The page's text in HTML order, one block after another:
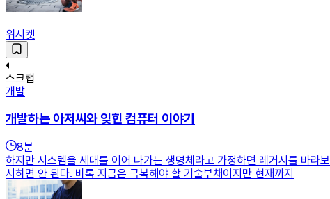
위시켓
스크랩
개발
개발하는 아저씨와 잊힌 컴퓨터 이야기
8분
하지만 시스템을 세대를 이어 나가는 생명체라고 가정하면 레거시를 바라
시하면 안 된다. 비록 지금은 극복해야 할 기술부채이지만 현재까지